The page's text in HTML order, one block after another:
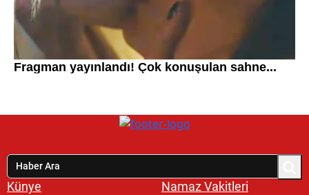
Künye
Namaz Vakitleri